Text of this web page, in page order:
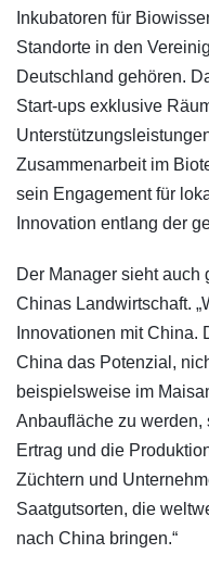
Inkubatoren für
Standorte in den
Deutschland gehören.
Start-ups exklusive
Zusammenarbeit im
sein Engagement für
Innovation entlang der
Der Manager sieht
Chinas Landwirtschaft.
Innovationen mit China.
China das Potenzial,
beispielsweise im
Anbaufläche zu werden,
Ertrag und die
Züchtern und
Saatgutsorten, die
nach China bringen.“